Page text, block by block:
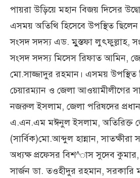
পায়রা উড়িয়ে মহান বিজয় দিসের
এসময় অতিথি হিসেবে উপস্থিত
সংসদ সদস্য এড. মুুস্তফা লুৎফুল্লাহ,
সংসদ সদস্য মিসেস রিফাত আমিন,
মো.সাজ্জাদুর রহমান। এসময় উপস্থিত
চেয়ারম্যান ও জেলা আওয়ামীলীগের
নজরুল ইসলাম, জেলা পরিষদের প্রধান
এ.এন.এম মঈনুল ইসলাম, অতিরিক্ত
(সার্বিক)মো.আব্দুল হান্নান,
অধ্যক্ষ প্রফেসর বিশ^াস সুদেব কুমার,
সার্জন ডা. তওহীদুর রহমান, সরকারি